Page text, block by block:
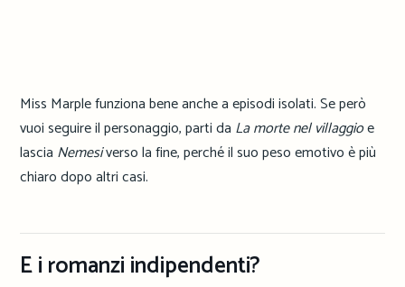
Miss Marple funziona bene anche a episodi isolati. Se però
vuoi seguire il personaggio, parti da La morte nel villaggioe
lascia Nemesiverso la fine, perché il suo peso emotivo è più
chiaro dopo altri casi.
E i romanzi indipendenti?